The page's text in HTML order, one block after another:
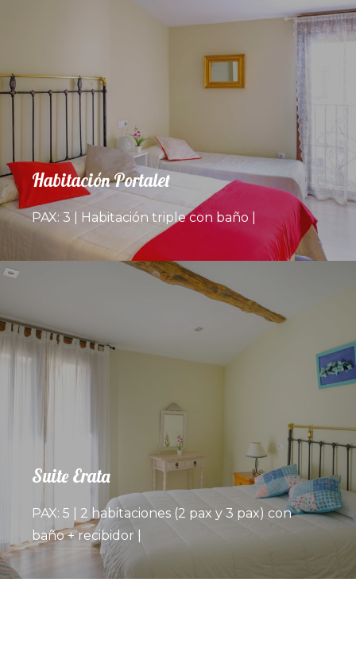
Habitación Portalet
PAX: 3 | Habitación triple con baño |
Suite Erata
PAX: 5 | 2 habitaciones (2 pax y 3 pax) con
baño + recibidor |